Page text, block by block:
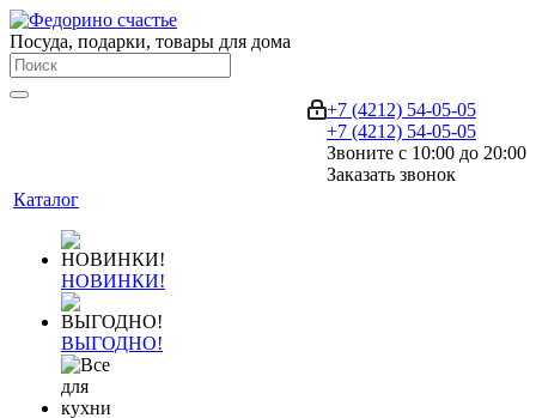
Посуда, подарки, товары для дома
+7 (4212) 54-05-05
+7 (4212) 54-05-05
Звоните с 10:00 до 20:00
Заказать звонок
Каталог
НОВИНКИ!
ВЫГОДНО!